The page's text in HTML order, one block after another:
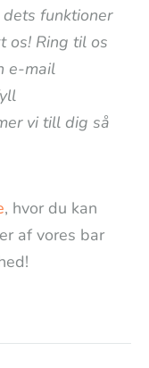
funktioner
os! Ring til os
e-mail
vi till dig så
, hvor du kan
af vores bar